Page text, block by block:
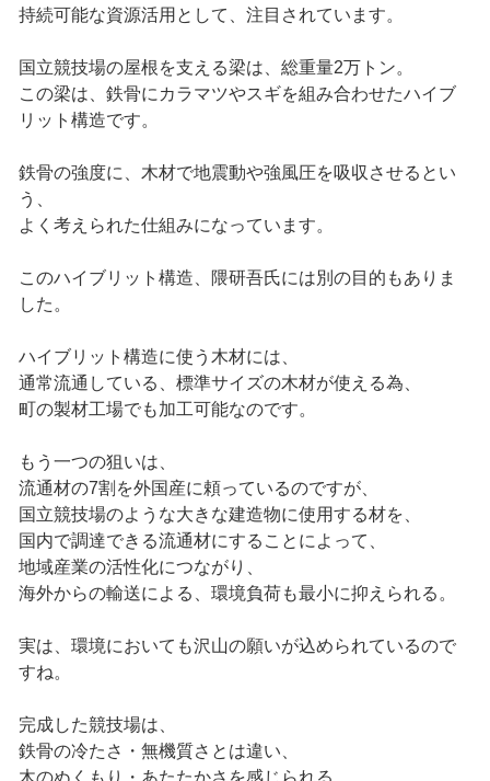
持続可能な資源活用として、注目されています。
国立競技場の屋根を支える梁は、総重量2万トン。
この梁は、鉄骨にカラマツやスギを組み合わせたハイブ
リット構造です。
鉄骨の強度に、木材で地震動や強風圧を吸収させるとい
う、
よく考えられた仕組みになっています。
このハイブリット構造、隈研吾氏には別の目的もありま
した。
ハイブリット構造に使う木材には、
通常流通している、標準サイズの木材が使える為、
町の製材工場でも加工可能なのです。
もう一つの狙いは、
流通材の7割を外国産に頼っているのですが、
国立競技場のような大きな建造物に使用する材を、
国内で調達できる流通材にすることによって、
地域産業の活性化につながり、
海外からの輸送による、環境負荷も最小に抑えられる。
実は、環境においても沢山の願いが込められているので
すね。
完成した競技場は、
鉄骨の冷たさ・無機質さとは違い、